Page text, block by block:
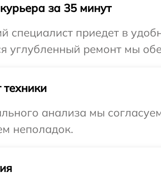
за 35 минут
специалист приедет в
углубленный ремонт мы
анализа мы
неполадок.